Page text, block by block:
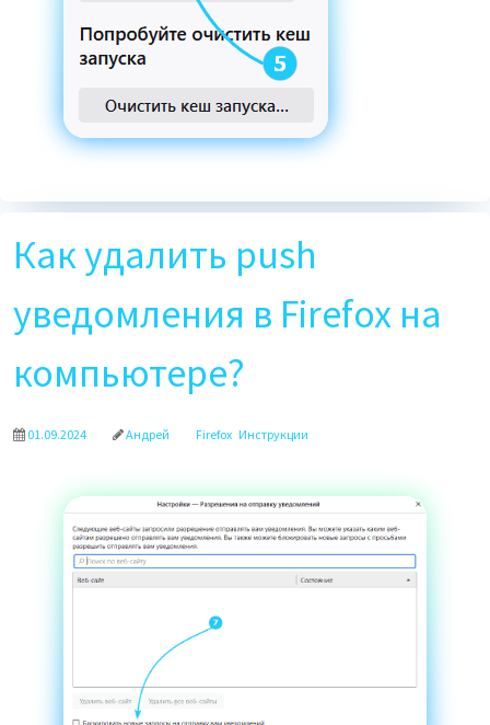
Как удалить push
уведомления в Firefox на
компьютере?
01.09.2024 Андрей Firefox Инструкции